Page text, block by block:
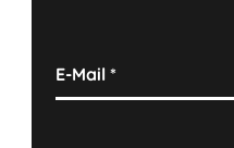
E-Mail*